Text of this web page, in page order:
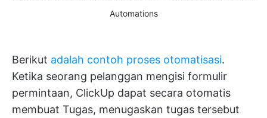
Automations
Berikut adalah contoh proses otomatisasi.
Ketika seorang pelanggan mengisi formulir
permintaan, ClickUp dapat secara otomatis
membuat Tugas, menugaskan tugas tersebut